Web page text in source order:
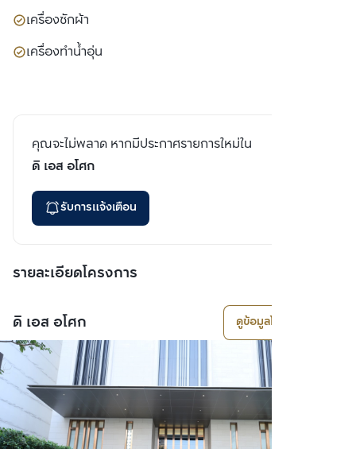
เครื่องซักผ้า
เครื่องทำน้ำอุ่น
คุณจะไม่พลาด หากมีประกาศรายการใหม่ใน
ดิ เอส อโศก
รับการแจ้งเตือน
รายละเอียดโครงการ
ดิ เอส อโศก ดูข้อมูลโครงการ